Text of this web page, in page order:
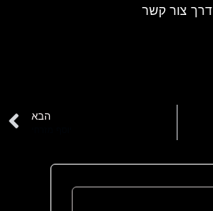
דרך צור קשר
הבא